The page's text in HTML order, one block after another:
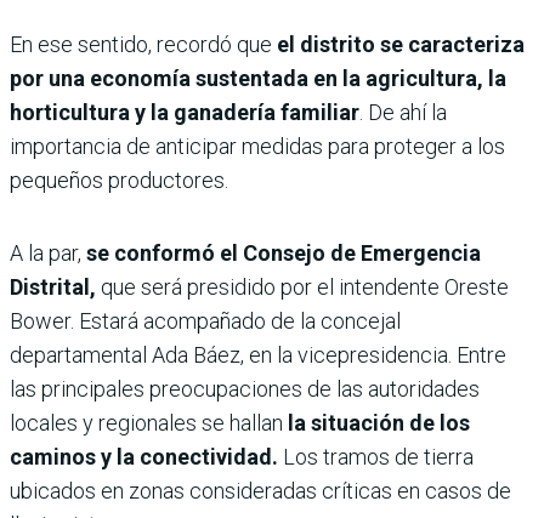
En ese sentido, recordó que el distrito se caracteriza
por una economía sustentada en la agricultura, la
horticultura y la ganadería familiar. De ahí la
importancia de anticipar medidas para proteger a los
pequeños productores.
A la par, se conformó el Consejo de Emergencia
Distrital, que será presidido por el intendente Oreste
Bower. Estará acompañado de la concejal
departamental Ada Báez, en la vicepresidencia. Entre
las principales preocupaciones de las autoridades
locales y regionales se hallan la situación de los
caminos y la conectividad. Los tramos de tierra
ubicados en zonas consideradas críticas en casos de